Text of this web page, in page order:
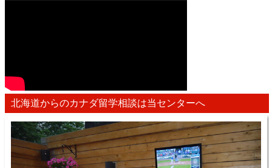
北海道からのカナダ留学相談は当センターへ